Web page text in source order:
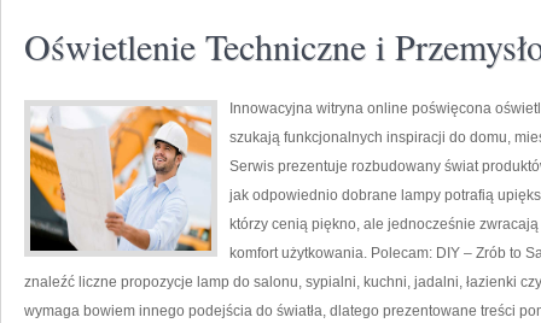
Oświetlenie Techniczne i
Innowacyjna witryna online poświęcona
szukają funkcjonalnych inspiracji do domu,
Serwis prezentuje rozbudowany świat
jak odpowiednio dobrane lampy potrafią
którzy cenią piękno, ale jednocześnie
komfort użytkowania. Polecam: DIY – Zrób to
znaleźć liczne propozycje lamp do salonu, sypialni, kuchni, jadalni, łazienki
wymaga bowiem innego podejścia do światła, dlatego prezentowane treści